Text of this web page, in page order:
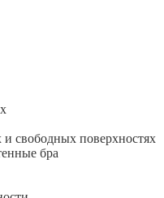
свободных поверхностях
бра